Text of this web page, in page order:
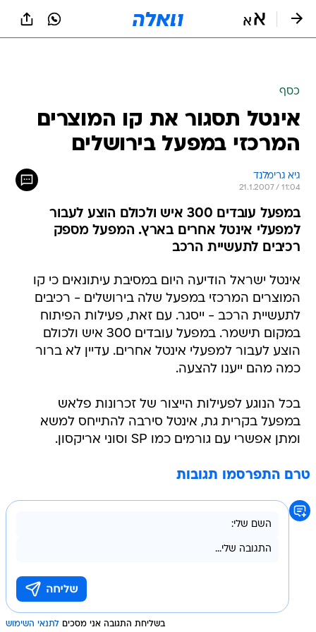
כסף
אינטל תסגור את קו המוצרים
המרכזי במפעל בירושלים
גיא גרימלנד
21.1.2007 / 11:04
במפעל עובדים 300 איש ולכולם הוצע לעבור
למפעלי אינטל אחרים בארץ. המפעל מספק
רכיבים לתעשיית הרכב
אינטל ישראל הודיעה היום במסיבת עיתונאים כי קו
המוצרים המרכזי במפעל שלה בירושלים - רכיבים
לתעשיית הרכב - ייסגר. עם זאת, פעילות הפיתוח
במקום תישמר. במפעל עובדים 300 איש ולכולם
הוצע לעבור למפעלי אינטל אחרים. עדיין לא ברור
כמה מהם ייענו להצעה.
בכל הנוגע לפעילות הייצור של זכרונות פלאש
במפעל בקרית גת, אינטל סירבה להתייחס למשא
ומתן אפשרי עם גורמים כמו SP וסוני אריקסון.
טרם התפרסמו תגובות
בשליחת התגובה אני מסכים לתנאי השימוש